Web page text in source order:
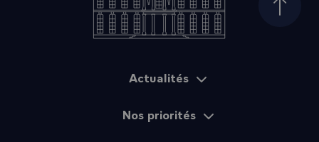
Haut
Actualités
Nos priorités